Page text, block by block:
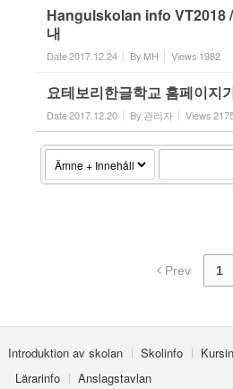
Hangulskolan info VT2018
내
Date2017.12.24 By MH Views 1982
요테보리한글학교 홈페이지
Date2017.12.20 By 관리자 Views
Prev 1
Introduktion av skolan Skolinfo
Lärarinfo
Anslagstavlan